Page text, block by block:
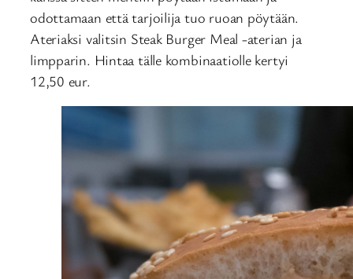
odottamaan että tarjoilija tuo ruoan pöytään.
Ateriaksi valitsin Steak Burger Meal -aterian ja
limpparin. Hintaa tälle kombinaatiolle kertyi
12,50 eur.